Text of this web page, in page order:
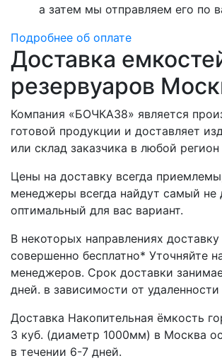
а затем мы отправляем его по
Подробнее об оплате
Доставка
резервуаров
Компания «БОЧКА38» является
готовой продукции и доставляет
или склад заказчика в любой
Цены на доставку всегда
менеджеры всегда найдут самый не
оптимальный для вас вариант.
В некоторых направлениях
совершенно бесплатно* Уточняйте
менеджеров. Срок доставки
дней. в зависимости от удаленности
Доставка Накопительная ёмкость
3 куб. (диаметр 1000мм) в Москва
в течении 6-7 дней.